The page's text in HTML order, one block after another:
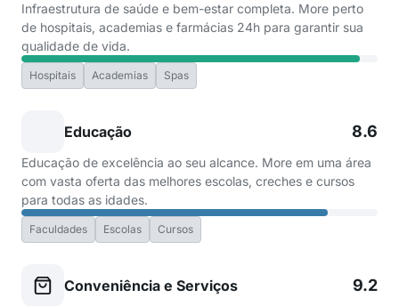
Infraestrutura de saúde e bem-estar completa. More perto
de hospitais, academias e farmácias 24h para garantir sua
qualidade de vida.
Hospitais Academias Spas
Educação 8.6
Educação de excelência ao seu alcance. More em uma área
com vasta oferta das melhores escolas, creches e cursos
para todas as idades.
Faculdades Escolas Cursos
Conveniência e Serviços 9.2